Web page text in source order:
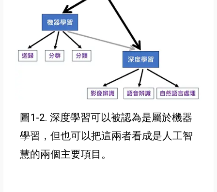
圖1-2. 深度學習可以被認為是屬於機器
學習 ，但也可以把這兩者看成是人工智
慧的兩個主要項目 。